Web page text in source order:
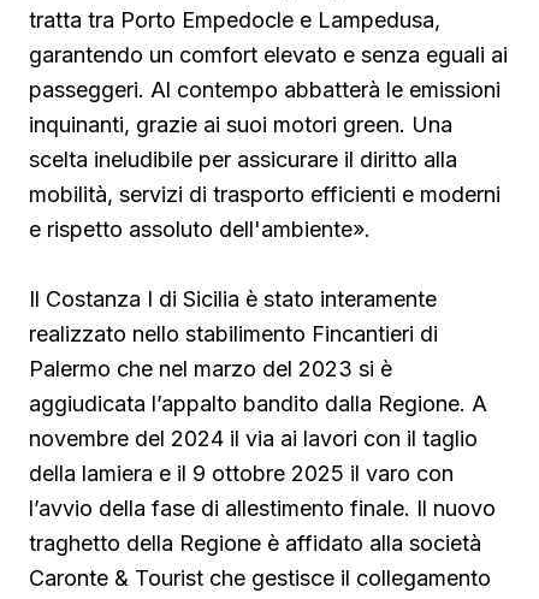
tratta tra Porto Empedocle e Lampedusa,
garantendo un comfort elevato e senza eguali ai
passeggeri. Al contempo abbatterà le emissioni
inquinanti, grazie ai suoi motori green. Una
scelta ineludibile per assicurare il diritto alla
mobilità, servizi di trasporto efficienti e moderni
e rispetto assoluto dell'ambiente».
Il Costanza I di Sicilia è stato interamente
realizzato nello stabilimento Fincantieri di
Palermo che nel marzo del 2023 si è
aggiudicata l’appalto bandito dalla Regione. A
novembre del 2024 il via ai lavori con il taglio
della lamiera e il 9 ottobre 2025 il varo con
l’avvio della fase di allestimento finale. Il nuovo
traghetto della Regione è affidato alla società
Caronte & Tourist che gestisce il collegamento